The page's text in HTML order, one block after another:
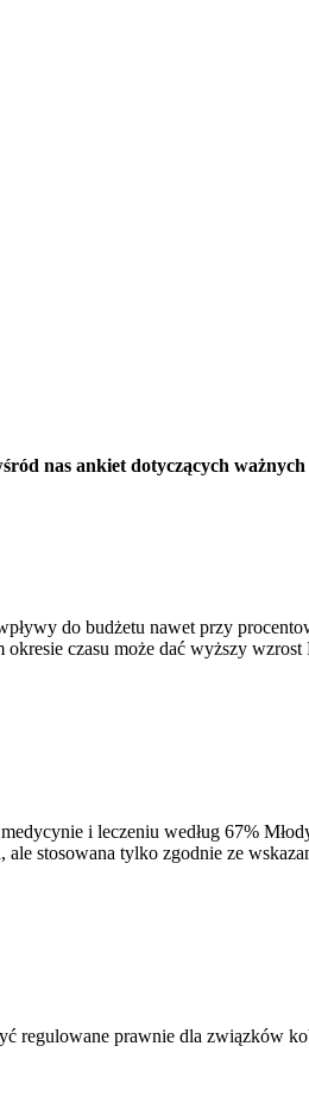
nas ankiet dotyczących ważnych
do budżetu nawet przy
czasu może dać wyższy
i leczeniu według 67%
stosowana tylko zgodnie ze
regulowane prawnie dla związków